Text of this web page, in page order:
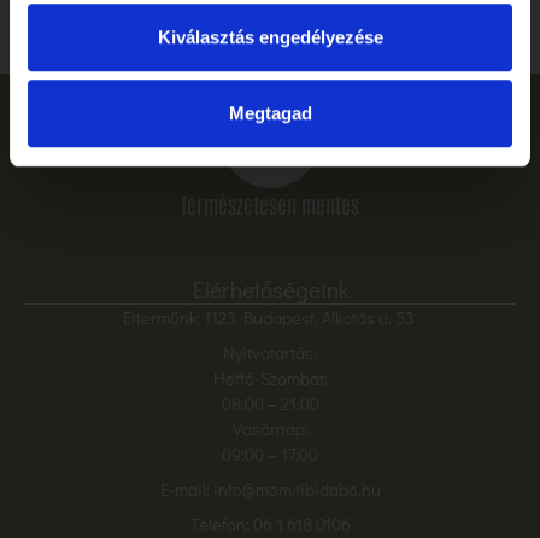
Kiválasztás engedélyezése
Megtagad
Természetesen mentes
Elérhetőségeink
Éttermünk: 1123 Budapest, Alkotás u. 53.
Nyitvatartás:
Hétfő-Szombat:
08:00
– 21:00
Vasárnap:
09:00 – 17:00
E-mail:
info@mom.tibidabo.hu
Telefon: 06 1 618 0106